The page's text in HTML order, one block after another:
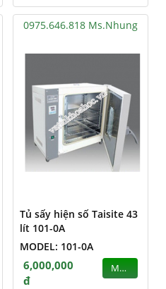
0975.646.818 Ms.Nhung
Tủ sấy hiện số Taisite 43
lít 101-0A
MODEL: 101-0A
6,000,000
đ
MUA